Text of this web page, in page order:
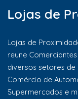
Lojas de
Lojas de
reune
diversos setores de
Comércio de
Supermercados e